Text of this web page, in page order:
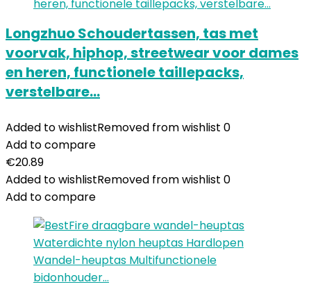
Longzhuo Schoudertassen, tas met
voorvak, hiphop, streetwear voor dames
en heren, functionele taillepacks,
verstelbare…
Added to wishlistRemoved from wishlist 0
Add to compare
€20.89
Added to wishlistRemoved from wishlist 0
Add to compare